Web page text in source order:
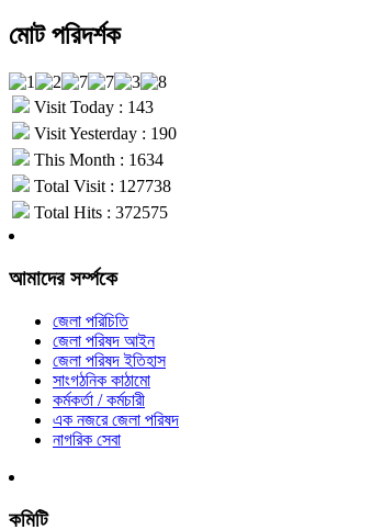
মোট পরিদর্শক
Visit Today : 143
Visit Yesterday : 190
This Month : 1634
Total Visit : 127738
Total Hits : 372575
আমাদের সর্ম্পকে
জেলা পরিচিতি
জেলা পরিষদ আইন
জেলা পরিষদ ইতিহাস
সাংগঠনিক কাঠামো
কর্মকর্তা / কর্মচারী
এক নজরে জেলা পরিষদ
নাগরিক সেবা
কমিটি